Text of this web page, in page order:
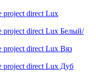
direct Lux
direct Lux Белый/
direct Lux Вяз
direct Lux Дуб